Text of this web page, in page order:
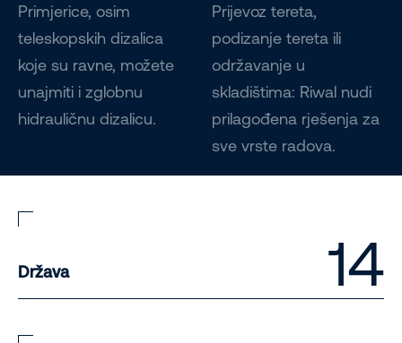
Primjerice, osim
teleskopskih dizalica
koje su ravne, možete
unajmiti i zglobnu
hidrauličnu dizalicu.
Prijevoz tereta,
podizanje tereta ili
održavanje u
skladištima: Riwal nudi
prilagođena rješenja za
sve vrste radova.
Država 14